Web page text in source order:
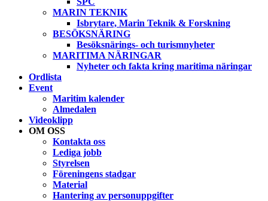
MARIN TEKNIK
Isbrytare, Marin Teknik & Forskning
BESÖKSNÄRING
Besöksnärings- och turismnyheter
MARITIMA NÄRINGAR
Nyheter och fakta kring maritima näringar
Ordlista
Event
Maritim kalender
Almedalen
Videoklipp
OM OSS
Kontakta oss
Lediga jobb
Styrelsen
Föreningens stadgar
Material
Hantering av personuppgifter